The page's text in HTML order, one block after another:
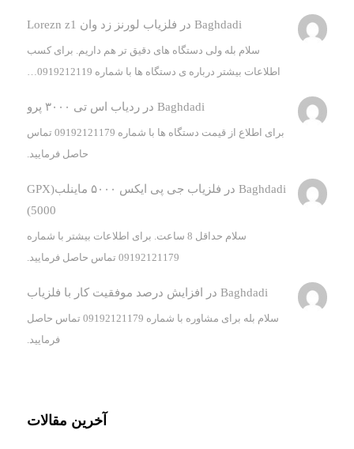
Baghdadi در فلزیاب لورنز زد وان Lorezn z1
سلام بله ولی دستگاه های دقیق تر هم داریم. برای کسب
اطلاعات بیشتر درباره ی دستگاه ها با شماره 0919212119…
Baghdadi درردیاب اس تی ۳۰۰۰ پرو
برای اطلاع از قیمت دستگاه ها با شماره 09192121179 تماس
حاصل فرمایید.
Baghdadi در
فلزیاب جی پی ایکس ۵۰۰۰ ماینلب(GPX
5000)
سلام حداقل 8 ساعت. برای اطلاعات بیشتر با شماره
09192121179 تماس حاصل فرمایید.
Baghdadi در افزایش درصد موفقیت کار با فلزیاب
سلام بله برای مشاوره با شماره 09192121179 تماس حاصل
فرمایید.
آخرین مقالات